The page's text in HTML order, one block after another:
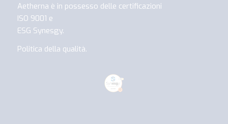
Aetherna è in possesso delle certificazioni
ISO 9001 e
ESG Synesgy.
Politica della qualità.